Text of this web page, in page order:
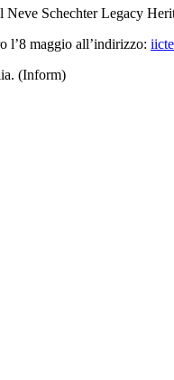
Schechter Legacy
l’8 maggio all’indirizzo:
(Inform)